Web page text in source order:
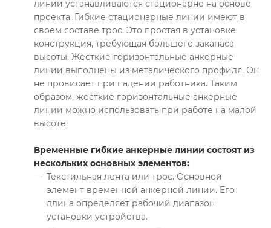
линии устанавливаются стационарно на основе
проекта. Гибкие стационарные линии имеют в
своем составе трос. Это простая в установке
конструкция, требующая большего закапаса
высоты. Жесткие горизонтальные анкерные
линии выполнены из металического профиля. Он
не провисает при падении работника. Таким
образом, жесткие горизонтальные анкерные
линии можно использовать при работе на малой
высоте.
Временные гибкие анкерные линии состоят из
нескольких основных элементов:
Текстильная лента или трос. Основной
элемент временной анкерной линии. Его
длина определяет рабочий диапазон
установки устройства.